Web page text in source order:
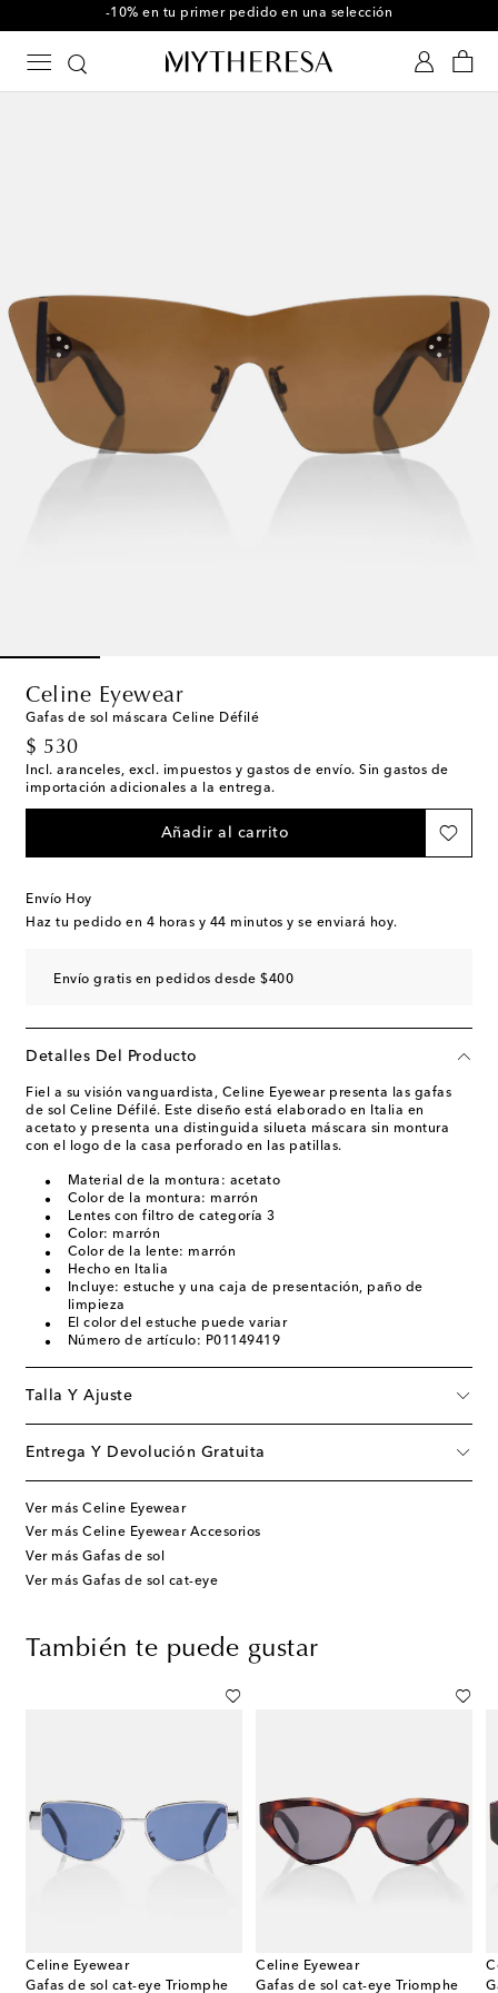
-10% en tu primer pedido en una selección
Celine Eyewear
Gafas de sol máscara Celine Défilé
$ 530
original price
Incl. aranceles, excl. impuestos y gastos de envío. Sin gastos de
importación adicionales a la entrega.
Añadir al carrito
Envío Hoy
Haz tu pedido en 4 horas y 44 minutos y se enviará hoy.
Envío gratis en pedidos desde $400
Detalles Del Producto
Fiel a su visión vanguardista, Celine Eyewear presenta las gafas
de sol Celine Défilé. Este diseño está elaborado en Italia en
acetato y presenta una distinguida silueta máscara sin montura
con el logo de la casa perforado en las patillas.
Material de la montura: acetato
Color de la montura: marrón
Lentes con filtro de categoría 3
Color: marrón
Color de la lente: marrón
Hecho en Italia
Incluye: estuche y una caja de presentación, paño de
limpieza
El color del estuche puede variar
Número de artículo: P01149419
Talla Y Ajuste
Entrega Y Devolución Gratuita
Ver más Celine Eyewear
Ver más Celine Eyewear Accesorios
Ver más Gafas de sol
Ver más Gafas de sol cat-eye
También te puede gustar
Celine Eyewear
Gafas de sol cat-eye Triomphe
Celine Eyewear
Gafas de sol cat-eye Triomphe